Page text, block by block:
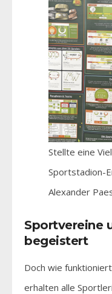
Stellte eine
Sportstadion-
Alexander
Sportvereine
begeistert
Doch wie
erhalten alle